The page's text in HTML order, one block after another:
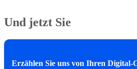
Und jetzt Sie
Erzählen Sie uns von Ihren Digital-